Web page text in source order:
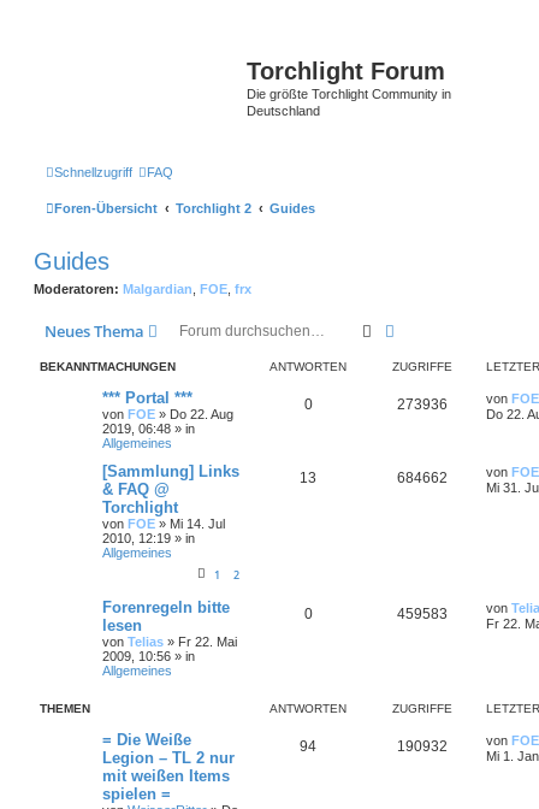
Torchlight Forum
Die größte Torchlight Community in
Deutschland
Schnellzugriff FAQ
Foren-Übersicht Torchlight 2 Guides
Guides
Moderatoren: Malgardian FOE frx
Neues Thema Suche
BEKANNTMACHUNGEN ANTWORTEN ZUGRIFFE
*** Portal ***
von FOE » Do 22. Aug
2019, 06:48 » in
Allgemeines
0 273936 von FOE
Do 22.
[Sammlung] Links
& FAQ @
Torchlight
von FOE » Mi 14. Jul
2010, 12:19 » in
Allgemeines
1 2
13 684662 von FOE
Mi 31.
Forenregeln bitte
lesen
von Telias » Fr 22. Mai
2009, 10:56 » in
Allgemeines
0 459583 von
Fr 22.
THEMEN ANTWORTEN ZUGRIFFE
= Die Weiße
Legion – TL 2 nur
mit weißen Items
spielen =
94 190932 von FOE
Mi 1.